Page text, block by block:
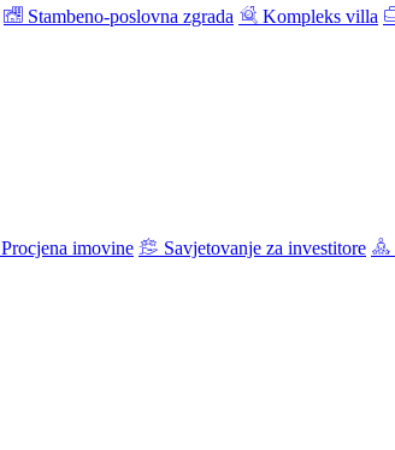
Stambeno-poslovna zgrada Kompleks villa
Procjena imovine Savjetovanje za investitore